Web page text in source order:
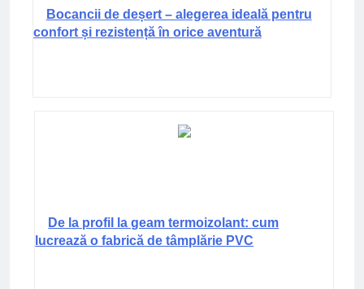
Bocancii de deșert – alegerea ideală pentru
confort și rezistență în orice aventură
De la profil la geam termoizolant: cum
lucrează o fabrică de tâmplărie PVC